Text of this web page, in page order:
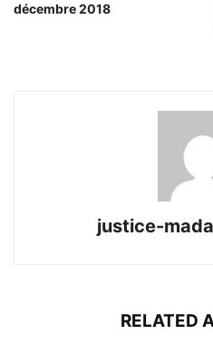
décembre 2018
justice-
RELATED